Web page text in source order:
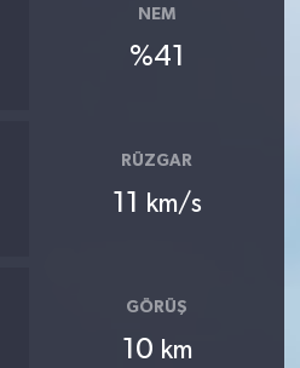
NEM
%41
RÜZGAR
11 km/s
GÖRÜŞ
10 km